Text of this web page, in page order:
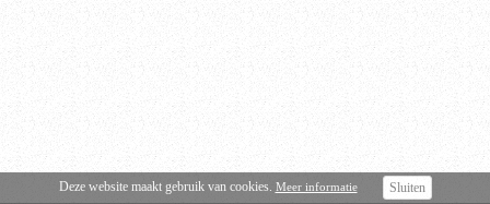
Deze website maakt gebruik van cookies. Meer informatie Sluiten